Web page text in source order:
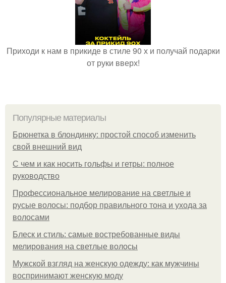
Приходи к нам в прикиде в стиле 90 х и получай подарки
от руки вверх!
Популярные материалы
Брюнетка в блондинку: простой способ изменить
свой внешний вид
С чем и как носить гольфы и гетры: полное
руководство
Профессиональное мелирование на светлые и
русые волосы: подбор правильного тона и ухода за
волосами
Блеск и стиль: самые востребованные виды
мелирования на светлые волосы
Мужской взгляд на женскую одежду: как мужчины
воспринимают женскую моду